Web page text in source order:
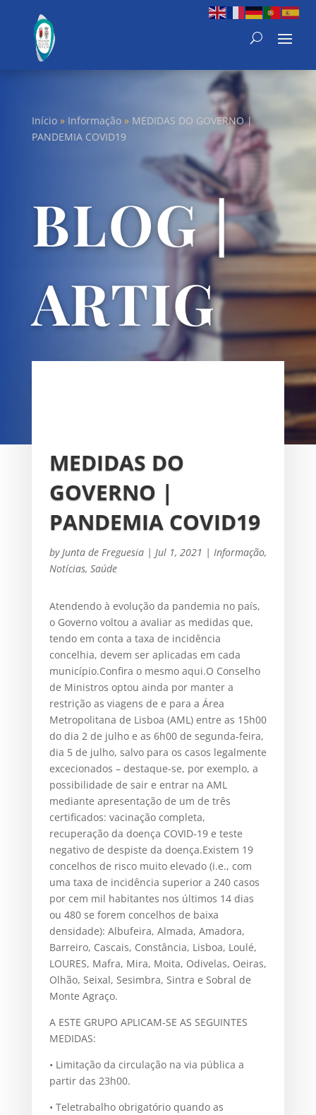
Início» Informação» MEDIDAS DO GOVERNO |
PANDEMIA COVID19
BLOG |
ARTIG
OS
MEDIDAS DO
GOVERNO |
PANDEMIA COVID19
by Junta de Freguesia| Jul 1, 2021 | Informação,
Notícias, Saúde
Atendendo à evolução da pandemia no país,
o Governo voltou a avaliar as medidas que,
tendo em conta a taxa de incidência
concelhia, devem ser aplicadas em cada
município.Confira o mesmo aqui.O Conselho
de Ministros optou ainda por manter a
restrição as viagens de e para a Área
Metropolitana de Lisboa (AML) entre as 15h00
do dia 2 de julho e as 6h00 de segunda-feira,
dia 5 de julho, salvo para os casos legalmente
excecionados – destaque-se, por exemplo, a
possibilidade de sair e entrar na AML
mediante apresentação de um de três
certificados: vacinação completa,
recuperação da doença COVID-19 e teste
negativo de despiste da doença.Existem 19
concelhos de risco muito elevado (i.e., com
uma taxa de incidência superior a 240 casos
por cem mil habitantes nos últimos 14 dias
ou 480 se forem concelhos de baixa
densidade): Albufeira, Almada, Amadora,
Barreiro, Cascais, Constância, Lisboa, Loulé,
LOURES, Mafra, Mira, Moita, Odivelas, Oeiras,
Olhão, Seixal, Sesimbra, Sintra e Sobral de
Monte Agraço.
A ESTE GRUPO APLICAM-SE AS SEGUINTES
MEDIDAS:
• Limitação da circulação na via pública a
partir das 23h00.
• Teletrabalho obrigatório quando as